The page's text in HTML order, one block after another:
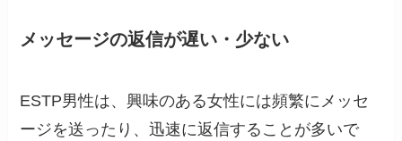
メッセージの返信が遅い・少ない
ESTP男性は、興味のある女性には頻繁にメッセ
ージを送ったり、迅速に返信することが多いで